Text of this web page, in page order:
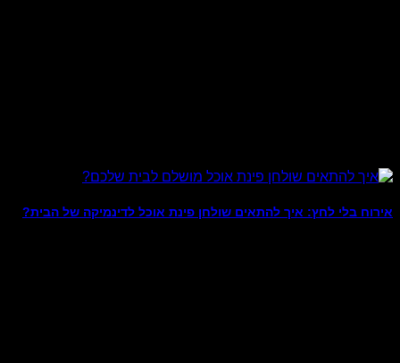
אירוח בלי לחץ: איך להתאים שולחן פינת אוכל לדינמיקה של הבית?